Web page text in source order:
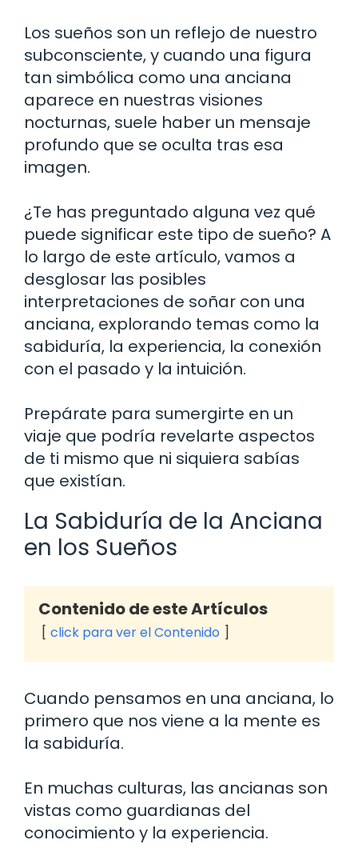
Los sueños son un reflejo de nuestro
subconsciente, y cuando una figura
tan simbólica como una anciana
aparece en nuestras visiones
nocturnas, suele haber un mensaje
profundo que se oculta tras esa
imagen.
¿Te has preguntado alguna vez qué
puede significar este tipo de sueño? A
lo largo de este artículo, vamos a
desglosar las posibles
interpretaciones de soñar con una
anciana, explorando temas como la
sabiduría, la experiencia, la conexión
con el pasado y la intuición.
Prepárate para sumergirte en un
viaje que podría revelarte aspectos
de ti mismo que ni siquiera sabías
que existían.
La Sabiduría de la Anciana
en los Sueños
Contenido de este Artículos
click para ver el Contenido
Cuando pensamos en una anciana, lo
primero que nos viene a la mente es
la sabiduría.
En muchas culturas, las ancianas son
vistas como guardianas del
conocimiento y la experiencia.